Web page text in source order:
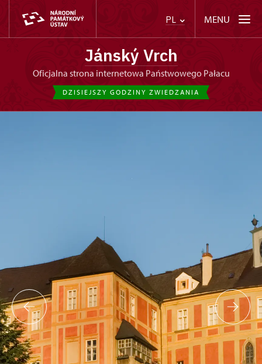
PL MENU
Jánský Vrch
Oficjalna strona internetowa Państwowego Pałacu
DZISIEJSZY GODZINY ZWIEDZANIA